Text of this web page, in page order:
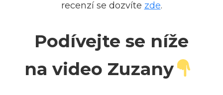
recenzí se dozvíte zde.
Podívejte se níže
na video Zuzany